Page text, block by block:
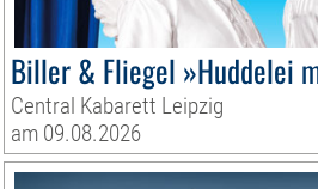
Biller & Fliegel »Huddelei
Central Kabarett Leipzig
am 09.08.2026